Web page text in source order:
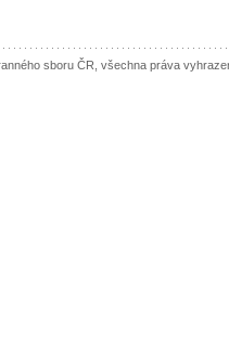
sboru ČR, všechna práva